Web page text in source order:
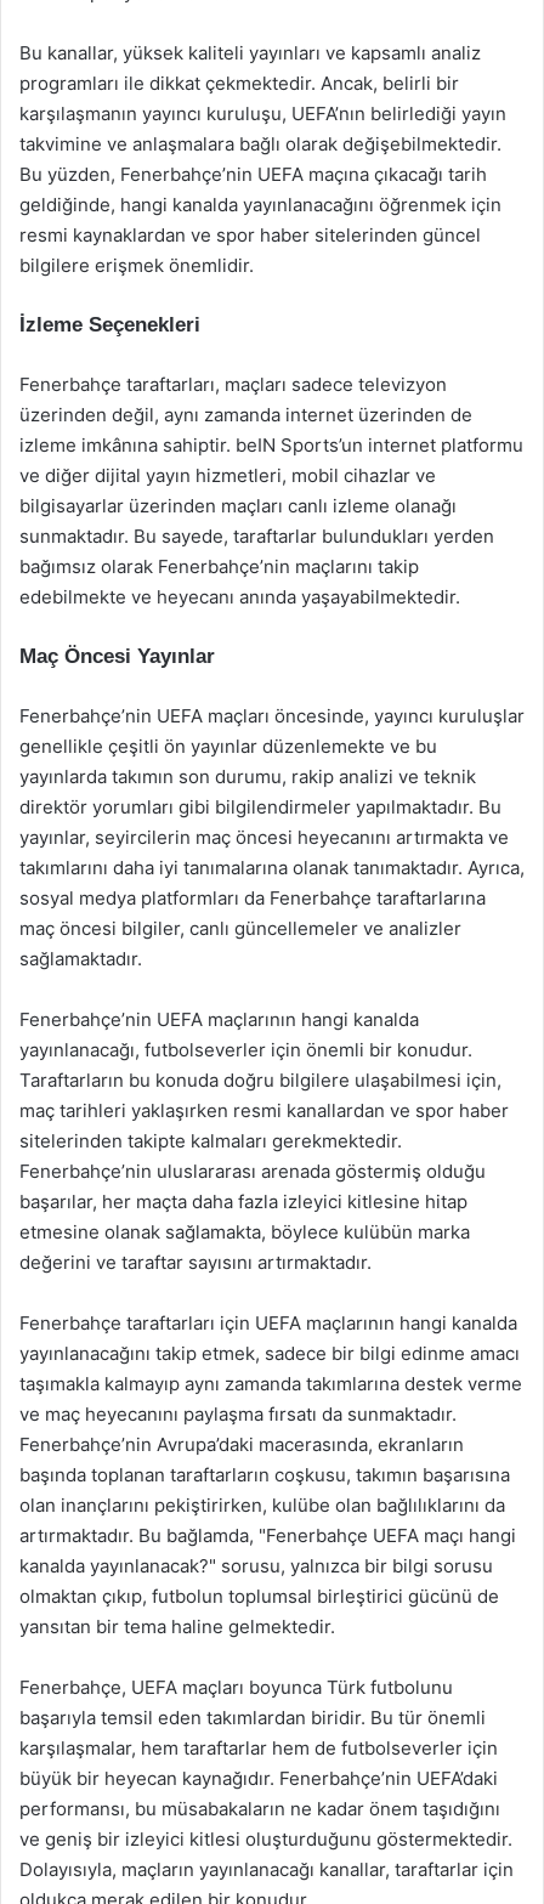
Bu kanallar, yüksek kaliteli yayınları ve kapsamlı analiz
programları ile dikkat çekmektedir. Ancak, belirli bir
karşılaşmanın yayıncı kuruluşu, UEFA’nın belirlediği yayın
takvimine ve anlaşmalara bağlı olarak değişebilmektedir.
Bu yüzden, Fenerbahçe’nin UEFA maçına çıkacağı tarih
geldiğinde, hangi kanalda yayınlanacağını öğrenmek için
resmi kaynaklardan ve spor haber sitelerinden güncel
bilgilere erişmek önemlidir.
İzleme Seçenekleri
Fenerbahçe taraftarları, maçları sadece televizyon
üzerinden değil, aynı zamanda internet üzerinden de
izleme imkânına sahiptir. beIN Sports’un internet platformu
ve diğer dijital yayın hizmetleri, mobil cihazlar ve
bilgisayarlar üzerinden maçları canlı izleme olanağı
sunmaktadır. Bu sayede, taraftarlar bulundukları yerden
bağımsız olarak Fenerbahçe’nin maçlarını takip
edebilmekte ve heyecanı anında yaşayabilmektedir.
Maç Öncesi Yayınlar
Fenerbahçe’nin UEFA maçları öncesinde, yayıncı kuruluşlar
genellikle çeşitli ön yayınlar düzenlemekte ve bu
yayınlarda takımın son durumu, rakip analizi ve teknik
direktör yorumları gibi bilgilendirmeler yapılmaktadır. Bu
yayınlar, seyircilerin maç öncesi heyecanını artırmakta ve
takımlarını daha iyi tanımalarına olanak tanımaktadır. Ayrıca,
sosyal medya platformları da Fenerbahçe taraftarlarına
maç öncesi bilgiler, canlı güncellemeler ve analizler
sağlamaktadır.
Fenerbahçe’nin UEFA maçlarının hangi kanalda
yayınlanacağı, futbolseverler için önemli bir konudur.
Taraftarların bu konuda doğru bilgilere ulaşabilmesi için,
maç tarihleri yaklaşırken resmi kanallardan ve spor haber
sitelerinden takipte kalmaları gerekmektedir.
Fenerbahçe’nin uluslararası arenada göstermiş olduğu
başarılar, her maçta daha fazla izleyici kitlesine hitap
etmesine olanak sağlamakta, böylece kulübün marka
değerini ve taraftar sayısını artırmaktadır.
Fenerbahçe taraftarları için UEFA maçlarının hangi kanalda
yayınlanacağını takip etmek, sadece bir bilgi edinme amacı
taşımakla kalmayıp aynı zamanda takımlarına destek verme
ve maç heyecanını paylaşma fırsatı da sunmaktadır.
Fenerbahçe’nin Avrupa’daki macerasında, ekranların
başında toplanan taraftarların coşkusu, takımın başarısına
olan inançlarını pekiştirirken, kulübe olan bağlılıklarını da
artırmaktadır. Bu bağlamda, "Fenerbahçe UEFA maçı hangi
kanalda yayınlanacak?" sorusu, yalnızca bir bilgi sorusu
olmaktan çıkıp, futbolun toplumsal birleştirici gücünü de
yansıtan bir tema haline gelmektedir.
Fenerbahçe, UEFA maçları boyunca Türk futbolunu
başarıyla temsil eden takımlardan biridir. Bu tür önemli
karşılaşmalar, hem taraftarlar hem de futbolseverler için
büyük bir heyecan kaynağıdır. Fenerbahçe’nin UEFA’daki
performansı, bu müsabakaların ne kadar önem taşıdığını
ve geniş bir izleyici kitlesi oluşturduğunu göstermektedir.
Dolayısıyla, maçların yayınlanacağı kanallar, taraftarlar için